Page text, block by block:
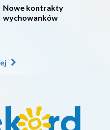
Nowe kontrakty
wychowanków